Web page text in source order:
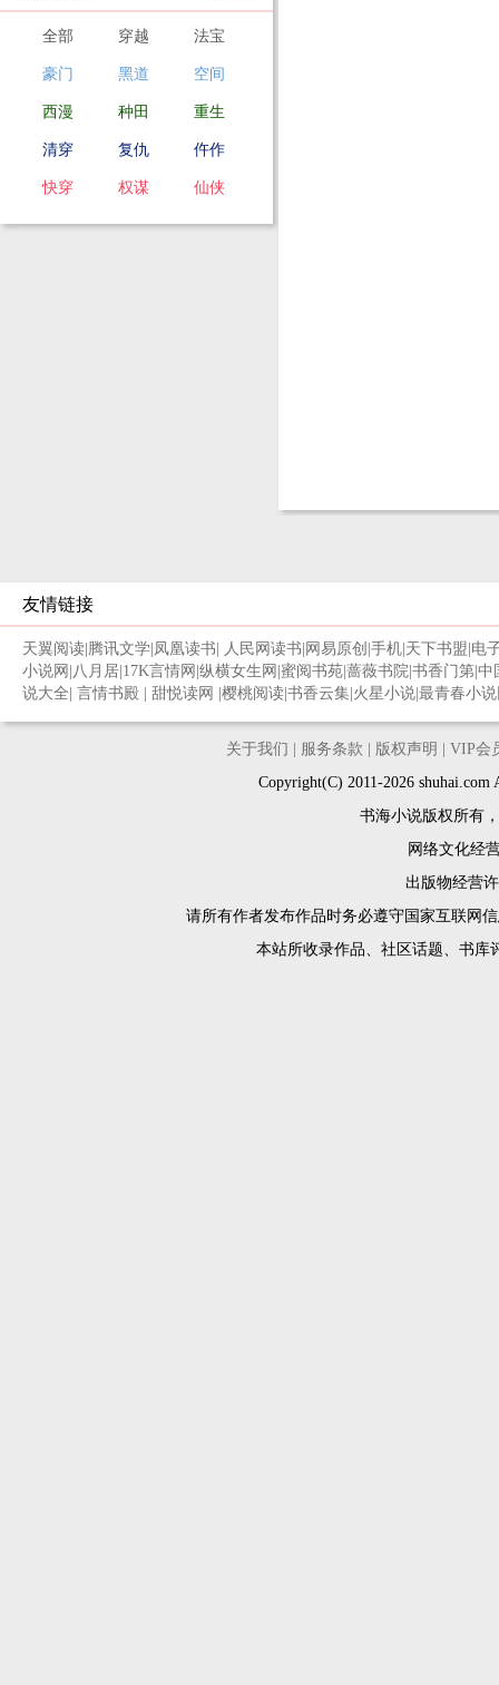
全部 穿越 法宝
豪门 黑道 空间
西漫 种田 重生
清穿 复仇 仵作
快穿 权谋 仙侠
友情链接
天翼阅读 腾讯文学 凤凰读书 人民网读书 网易原创 手机 天下书盟 电
小说网 八月居 17K言情网 纵横女生网 蜜阅书苑 蔷薇书院 书香门第 中
说大全 言情书殿 甜悦读网 樱桃阅读 书香云集 火星小说 最青春小
关于我们 服务条款 版权声明
VIP会
Copyright(C) 2011-2026
书海小说版权所有
网络文化经
出版物经营
请所有作者发布作品时务必遵守国家互联网
本站所收录作品、社区话题、书库